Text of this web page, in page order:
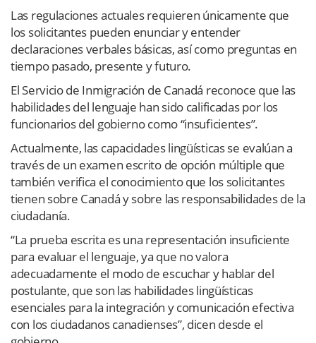
Las regulaciones actuales requieren únicamente que
los solicitantes pueden enunciar y entender
declaraciones verbales básicas, así como preguntas en
tiempo pasado, presente y futuro.
El Servicio de Inmigración de Canadá reconoce que las
habilidades del lenguaje han sido calificadas por los
funcionarios del gobierno como “insuficientes”.
Actualmente, las capacidades lingüísticas se evalúan a
través de un examen escrito de opción múltiple que
también verifica el conocimiento que los solicitantes
tienen sobre Canadá y sobre las responsabilidades de la
ciudadanía.
“La prueba escrita es una representación insuficiente
para evaluar el lenguaje, ya que no valora
adecuadamente el modo de escuchar y hablar del
postulante, que son las habilidades lingüísticas
esenciales para la integración y comunicación efectiva
con los ciudadanos canadienses”, dicen desde el